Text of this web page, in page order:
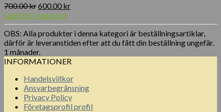
700.00krDet
ursprungliga
priset
var:
700.00 kr.
600.00 krDet
priset
är:
600.00 kr.
Lägg till i varukorg
OBS: Alla produkter i denna kategori är beställningsartiklar,
därför är leveranstiden efter att du fått din beställning ungefär.
1 månader.
INFORMATIONER
Handelsvillkor
Ansvarbegrånsning
Privacy Policy
Företagsprofil profil